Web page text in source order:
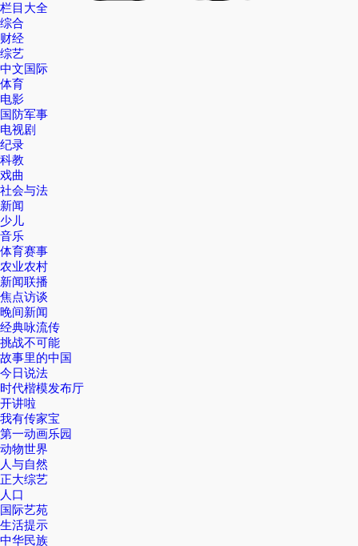
栏目大全
综合
财经
综艺
中文国际
体育
电影
国防军事
电视剧
纪录
科教
戏曲
社会与法
新闻
少儿
音乐
体育赛事
农业农村
新闻联播
焦点访谈
晚间新闻
经典咏流传
挑战不可能
故事里的中国
今日说法
时代楷模发布厅
开讲啦
我有传家宝
第一动画乐园
动物世界
人与自然
正大综艺
人口
国际艺苑
生活提示
中华民族